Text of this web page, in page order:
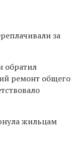
за
обратил
ремонт общего
жильцам